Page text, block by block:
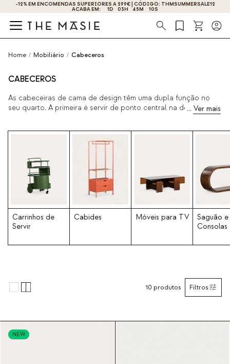
OBTENHA 10% DE DESCONTO AO SE INSCREVER AGORA!
Procura
Home / Mobiliário / Cabeceros
CABECEROS
As cabeceiras de cama de design têm uma dupla função no
seu quarto. A primeira é servir de ponto central na decoração,
cama e a parede, ajudando-o a ter um descanso mais eficaz e
seguro. Na The Masie, reunimos uma coleção muito moderna e
elegante para si. Atreva-se a descobri-la abaixo.
Carrinhos de
Servir
Cabides Móveis para TV
Saguão e
Consolas
Filtros
10 produtos
NEW